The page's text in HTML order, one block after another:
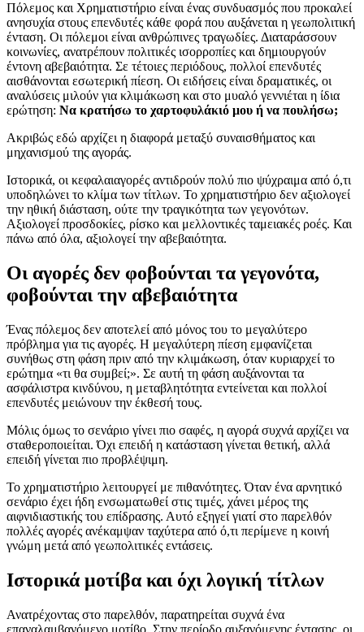
Πόλεμος και Χρηματιστήριο είναι ένας συνδυασμός που προκαλεί
ανησυχία στους επενδυτές κάθε φορά που αυξάνεται η γεωπολιτική
ένταση. Οι πόλεμοι είναι ανθρώπινες τραγωδίες. Διαταράσσουν
κοινωνίες, ανατρέπουν πολιτικές ισορροπίες και δημιουργούν
έντονη αβεβαιότητα. Σε τέτοιες περιόδους, πολλοί επενδυτές
αισθάνονται εσωτερική πίεση. Οι ειδήσεις είναι δραματικές, οι
αναλύσεις μιλούν για κλιμάκωση και στο μυαλό γεννιέται η ίδια
ερώτηση: Να κρατήσω το χαρτοφυλάκιό μου ή να πουλήσω;
Ακριβώς εδώ αρχίζει η διαφορά μεταξύ συναισθήματος και
μηχανισμού της αγοράς.
Ιστορικά, οι κεφαλαιαγορές αντιδρούν πολύ πιο ψύχραιμα από ό,τι
υποδηλώνει το κλίμα των τίτλων. Το χρηματιστήριο δεν αξιολογεί
την ηθική διάσταση, ούτε την τραγικότητα των γεγονότων.
Αξιολογεί προσδοκίες, ρίσκο και μελλοντικές ταμειακές ροές. Και
πάνω από όλα, αξιολογεί την αβεβαιότητα.
Οι αγορές δεν φοβούνται τα γεγονότα,
φοβούνται την αβεβαιότητα
Ένας πόλεμος δεν αποτελεί από μόνος του το μεγαλύτερο
πρόβλημα για τις αγορές. Η μεγαλύτερη πίεση εμφανίζεται
συνήθως στη φάση πριν από την κλιμάκωση, όταν κυριαρχεί το
ερώτημα «τι θα συμβεί;». Σε αυτή τη φάση αυξάνονται τα
ασφάλιστρα κινδύνου, η μεταβλητότητα εντείνεται και πολλοί
επενδυτές μειώνουν την έκθεσή τους.
Μόλις όμως το σενάριο γίνει πιο σαφές, η αγορά συχνά αρχίζει να
σταθεροποιείται. Όχι επειδή η κατάσταση γίνεται θετική, αλλά
επειδή γίνεται πιο προβλέψιμη.
Το χρηματιστήριο λειτουργεί με πιθανότητες. Όταν ένα αρνητικό
σενάριο έχει ήδη ενσωματωθεί στις τιμές, χάνει μέρος της
αιφνιδιαστικής του επίδρασης. Αυτό εξηγεί γιατί στο παρελθόν
πολλές αγορές ανέκαμψαν ταχύτερα από ό,τι περίμενε η κοινή
γνώμη μετά από γεωπολιτικές εντάσεις.
Ιστορικά μοτίβα και όχι λογική τίτλων
Ανατρέχοντας στο παρελθόν, παρατηρείται συχνά ένα
επαναλαμβανόμενο μοτίβο. Στην περίοδο αυξανόμενης έντασης, οι